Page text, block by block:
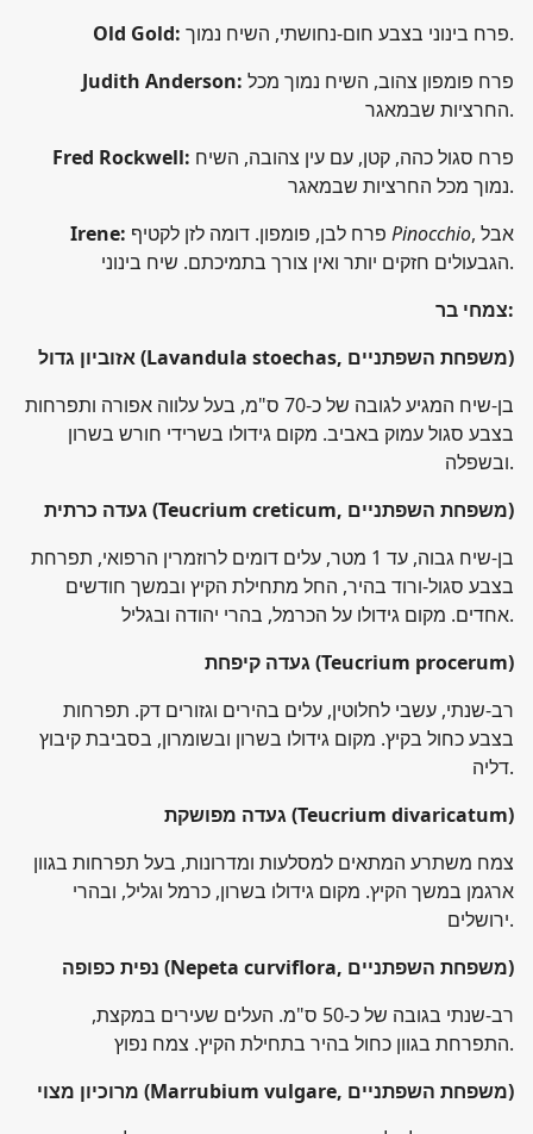
Old Gold:
פרח בינוני בצבע חום-נחושתי, השיח נמוך.
Judith Anderson:
החרציות שבמאגר.
Fred Rockwell:
נמוך מכל החרציות שבמאגר.
Irene:
Pinocchio, אבל
הגבעולים חזקים יותר ואין צורך בתמיכתם. שיח בינוני.
צמחי בר:
אזוביון גדול
(Lavandula stoechas, משפחת השפתניים)
בן-שיח המגיע לגובה של כ-70 ס"מ, בעל עלווה אפורה ותפרחות
בצבע סגול עמוק באביב. מקום גידולו בשרידי חורש בשרון
ובשפלה.
געדה כרתית
(Teucrium creticum, משפחת השפתניים)
בן-שיח גבוה, עד 1 מטר, עלים דומים לרוזמרין הרפואי, תפרחת
בצבע סגול-ורוד בהיר, החל מתחילת הקיץ ובמשך חודשים
אחדים. מקום גידולו על הכרמל, בהרי יהודה ובגליל.
געדה קיפחת(Teucrium procerum)
רב-שנתי, עשבי לחלוטין, עלים בהירים וגזורים דק. תפרחות
בצבע כחול בקיץ. מקום גידולו בשרון ובשומרון, בסביבת קיבוץ
דליה.
געדה מפושקת(Teucrium divaricatum)
צמח משתרע המתאים למסלעות ומדרונות, בעל תפרחות בגוון
ארגמן במשך הקיץ. מקום גידולו בשרון, כרמל וגליל, ובהרי
ירושלים.
נפית כפופה
(Nepeta curviflora, משפחת השפתניים)
רב-שנתי בגובה של כ-50 ס"מ. העלים שעירים במקצת,
התפרחת בגוון כחול בהיר בתחילת הקיץ. צמח נפוץ.
מרוכיון מצוי
(Marrubium vulgare, משפחת השפתניים)